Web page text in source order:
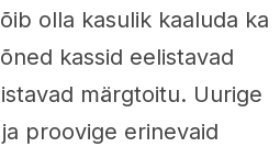
olla kasulik kaaluda ka
kassid eelistavad
märgtoitu. Uurige
proovige erinevaid